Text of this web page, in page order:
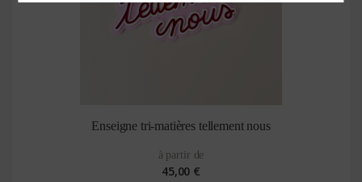
Enseigne tri-matières tellement nous
à partir de
45,00 €